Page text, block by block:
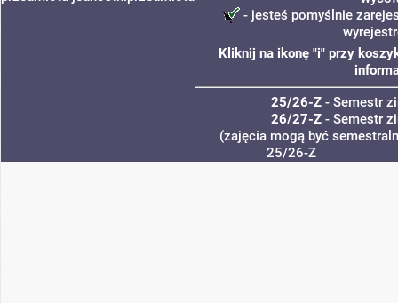
- jesteś pomyślnie
Kliknij na ikonę "i" przy
25/26-Z- Semestr
26/27-Z- Semestr
(zajęcia mogą być
25/26-Z